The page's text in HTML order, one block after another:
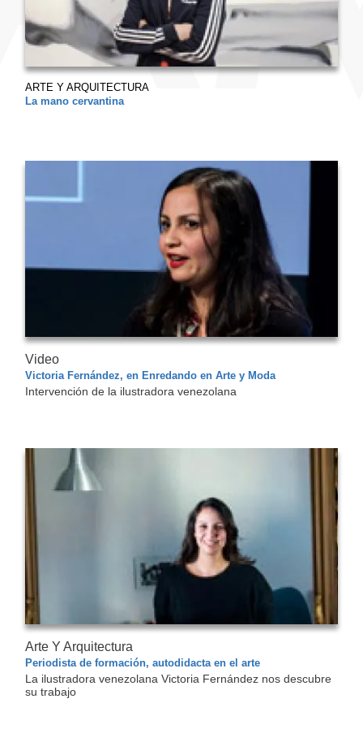
ARTE Y ARQUITECTURA
La mano cervantina
Video
Victoria Fernández, en Enredando en Arte y Moda
Intervención de la ilustradora venezolana
Arte Y Arquitectura
Periodista de formación, autodidacta en el arte
La ilustradora venezolana Victoria Fernández nos descubre
su trabajo